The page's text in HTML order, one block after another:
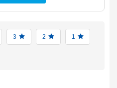
3 2 1